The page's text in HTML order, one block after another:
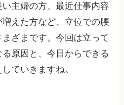
主婦の方、最近仕事内容
えた方など、立位での腰
ざまです。今回は立って
原因と、今日からできる
ていきますね。